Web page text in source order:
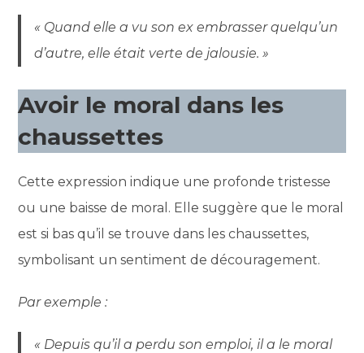
« Quand elle a vu son ex embrasser quelqu’un
d’autre, elle était verte de jalousie. »
Avoir le moral dans les
chaussettes
Cette expression indique une profonde tristesse
ou une baisse de moral. Elle suggère que le moral
est si bas qu’il se trouve dans les chaussettes,
symbolisant un sentiment de découragement.
Par exemple :
« Depuis qu’il a perdu son emploi, il a le moral